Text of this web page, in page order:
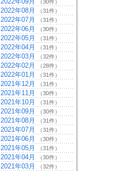
（30件）
2022年08月 （31件）
2022年07月 （31件）
2022年06月 （30件）
2022年05月 （31件）
2022年04月 （31件）
2022年03月 （32件）
2022年02月 （28件）
2022年01月 （31件）
2021年12月 （31件）
2021年11月 （30件）
2021年10月 （31件）
2021年09月 （30件）
2021年08月 （31件）
2021年07月 （31件）
2021年06月 （30件）
2021年05月 （31件）
2021年04月 （30件）
2021年03月 （32件）